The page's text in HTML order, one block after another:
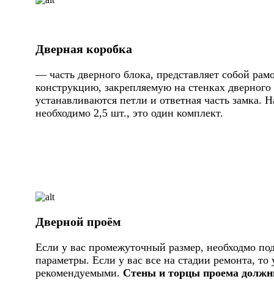
Дверная коробка
— часть дверного блока, представляет собой
конструкцию, закрепляемую на стенках
устанавливаются петли и ответная часть замка.
необходимо 2,5 шт., это один комплект.
Дверной проём
Если у вас промежуточный размер, необходмо
параметры. Если у вас все на стадии ремонта,
рекомендуемыми. Стены и торцы проема